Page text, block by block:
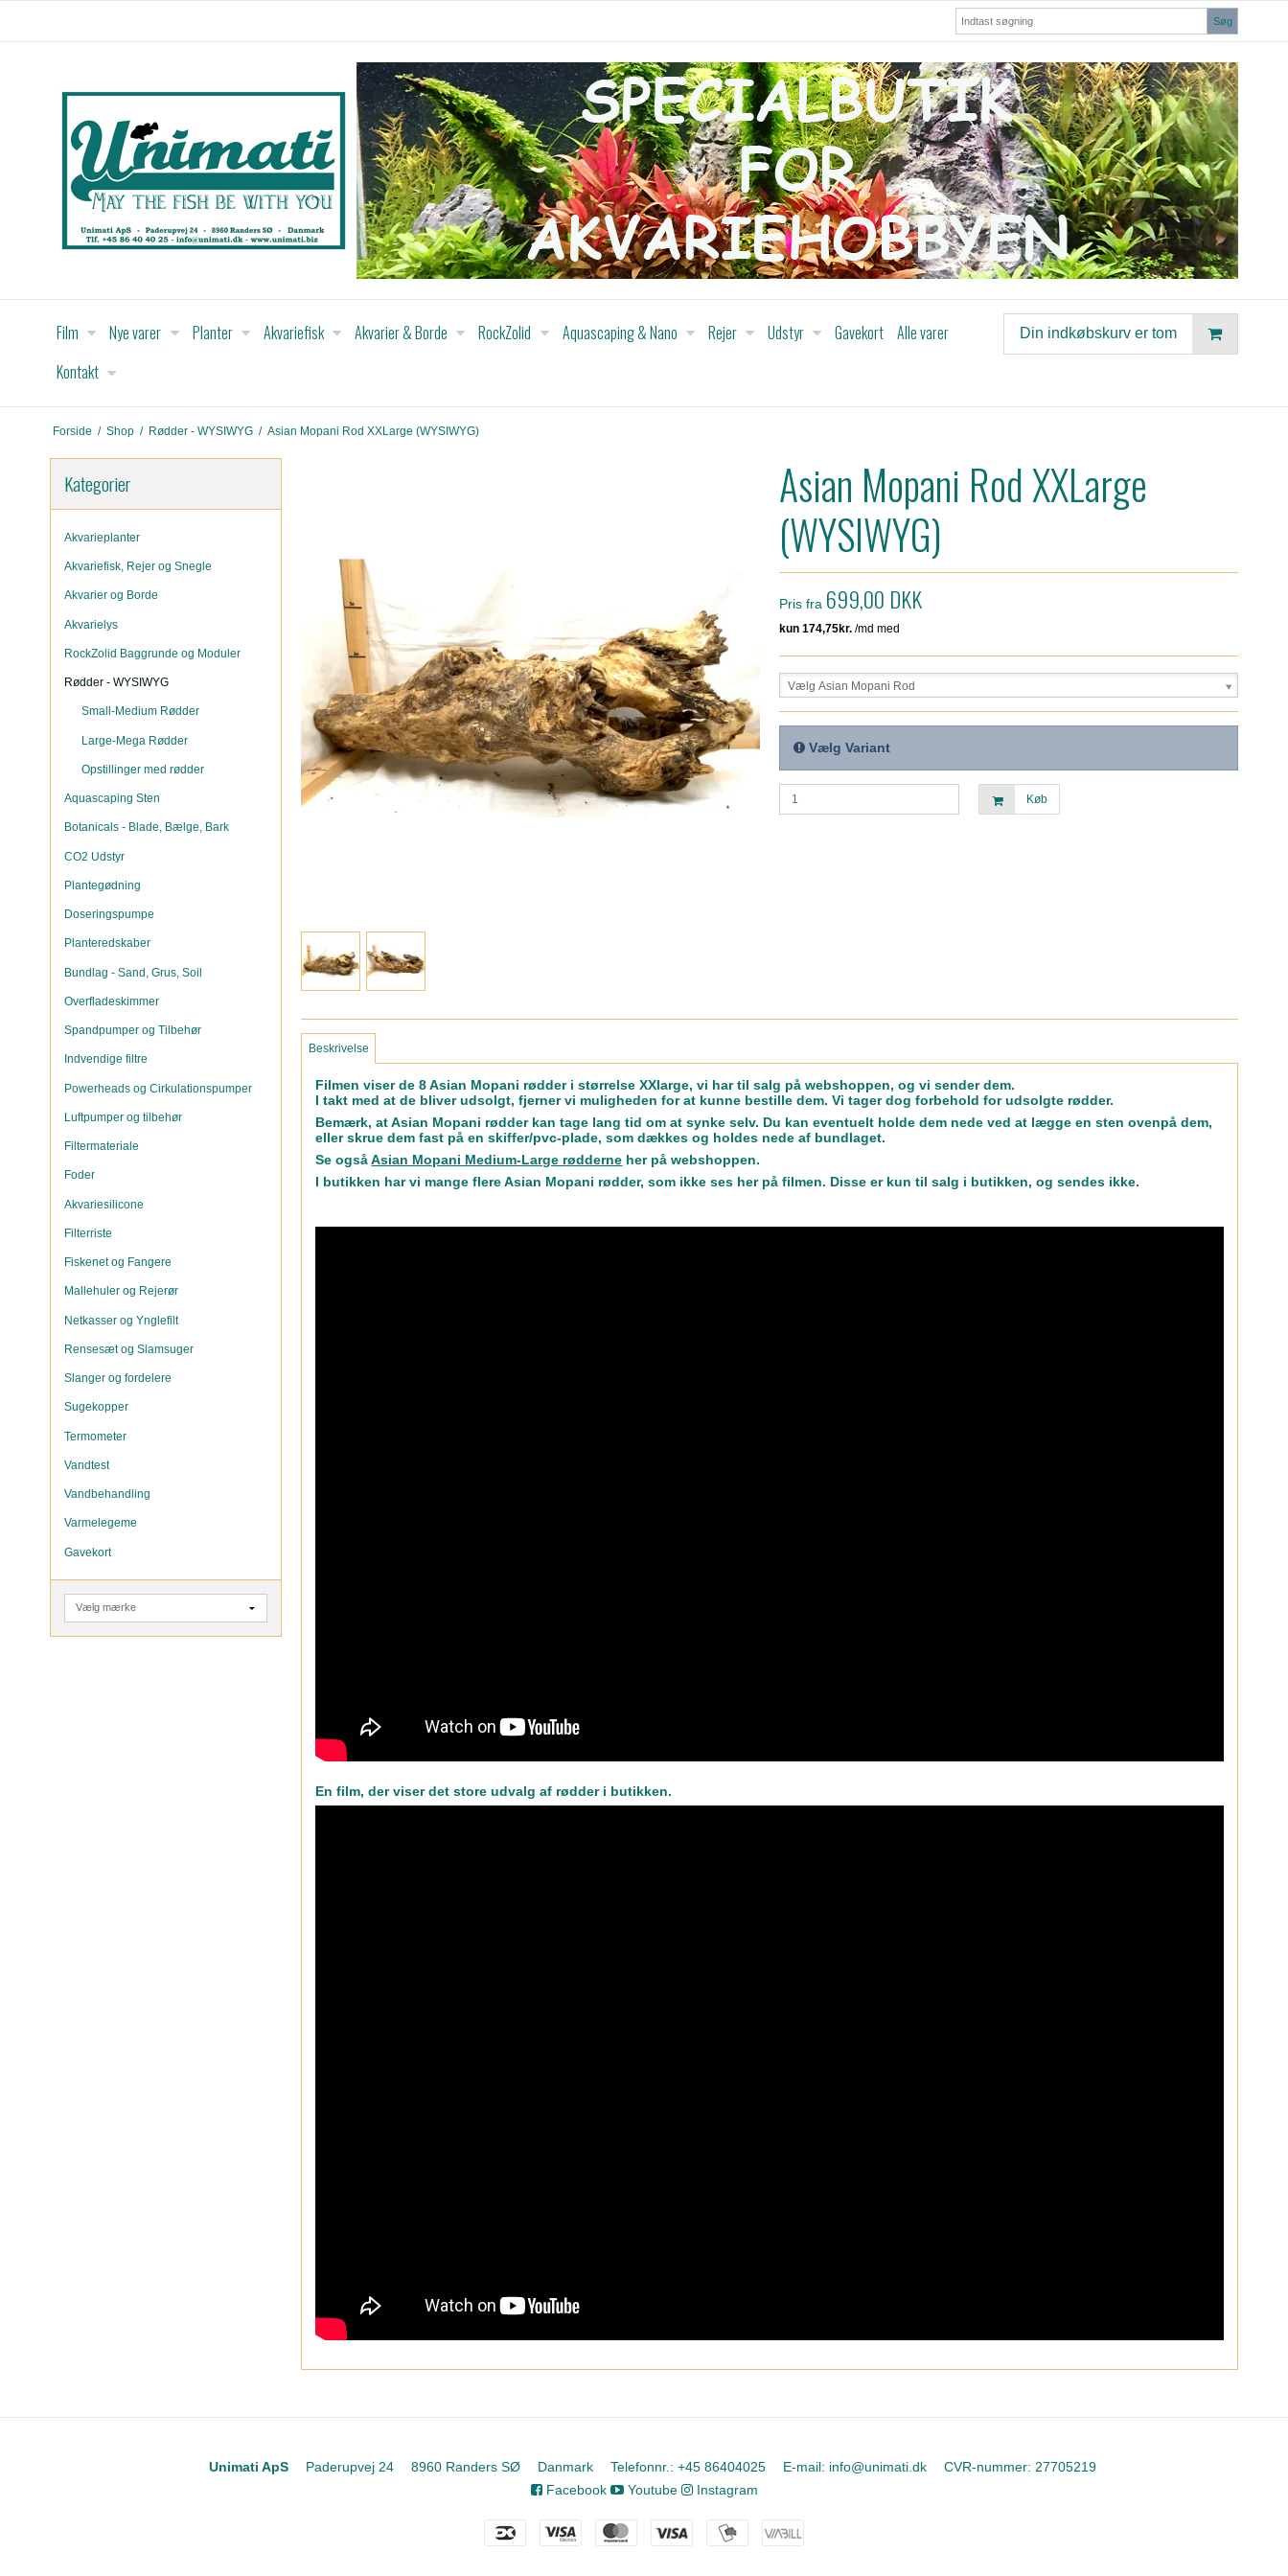
Søg
Film Nye varer Planter Akvariefisk Akvarier & Borde RockZolid Aquascaping & Nano Rejer Udstyr Gavekort Alle varer
Kontakt
Din indkøbskurv er tom
Forside / Shop / Rødder - WYSIWYG / Asian Mopani Rod XXLarge (WYSIWYG)
Kategorier
Akvarieplanter
Akvariefisk, Rejer og Snegle
Akvarier og Borde
Akvarielys
RockZolid Baggrunde og Moduler
Rødder - WYSIWYG
Small-Medium Rødder
Large-Mega Rødder
Opstillinger med rødder
Aquascaping Sten
Botanicals - Blade, Bælge, Bark
CO2 Udstyr
Plantegødning
Doseringspumpe
Planteredskaber
Bundlag - Sand, Grus, Soil
Overfladeskimmer
Spandpumper og Tilbehør
Indvendige filtre
Powerheads og Cirkulationspumper
Luftpumper og tilbehør
Filtermateriale
Foder
Akvariesilicone
Filterriste
Fiskenet og Fangere
Mallehuler og Rejerør
Netkasser og Ynglefilt
Rensesæt og Slamsuger
Slanger og fordelere
Sugekopper
Termometer
Vandtest
Vandbehandling
Varmelegeme
Gavekort
Asian Mopani Rod XXLarge
(WYSIWYG)
Pris fra 699,00 DKK
Vælg Asian Mopani Rod
Vælg Variant
Køb
Beskrivelse
Filmen viser de 8 Asian Mopani rødder i størrelse XXlarge, vi har til salg på webshoppen, og vi sender dem.
I takt med at de bliver udsolgt, fjerner vi muligheden for at kunne bestille dem. Vi tager dog forbehold for udsolgte rødder.
Bemærk, at Asian Mopani rødder kan tage lang tid om at synke selv. Du kan eventuelt holde dem nede ved at lægge en sten ovenpå dem,
eller skrue dem fast på en skiffer/pvc-plade, som dækkes og holdes nede af bundlaget.
Se ogsåAsian Mopani Medium-Large rødderne her på webshoppen.
I butikken har vi mange flere Asian Mopani rødder, som ikke ses her på filmen. Disse er kun til salg i butikken, og sendes ikke.
En film, der viser det store udvalg af rødder i butikken.
Unimati ApS Paderupvej 24 8960 Randers SØ Danmark Telefonnr. : +45 86404025 E-mail: info@unimati.dk CVR-nummer: 27705219
Facebook
Youtube Instagram